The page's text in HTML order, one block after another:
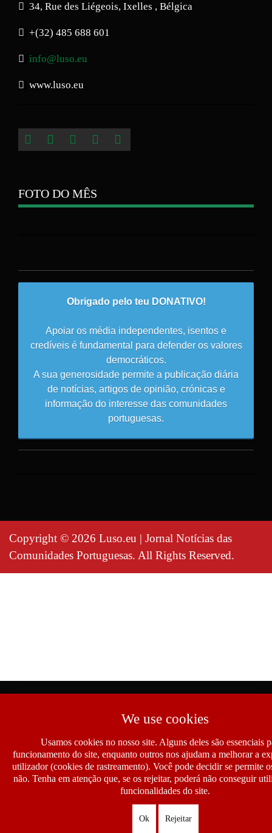
34, Rue des Liégeois, Ixelles , Bélgica
+(32) 485 688 601
info@luso.eu
www.luso.eu
FOTO DO MÊS
Obrigado pelo teu DONATIVO!
Apoiar os média independentes, isentos e
credíveis é fundamental para defender os valores
democráticos.
A sua generosidade permite a publicação diária
de notícias, artigos de opinião, crónicas e
informação do interesse das comunidades
portuguesas.
Copyright © 2026 Luso.eu | Jornal Notícias das
Comunidades Portuguesas. All Rights Reserved.
We use cookies
Usamos cookies no nosso site. Alguns deles são essenciais
funcionamento do site, enquanto outros nos ajudam a melhorar a
utilizador (cookies de rastreamento). Você pode decidir se permite
não. Tenha em atenção que, se os rejeitar, poderá não conseguir
funcionalidades do site.
Ok Rejeitar